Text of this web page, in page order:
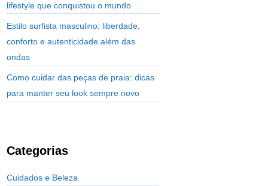
lifestyle que conquistou o mundo
Estilo surfista masculino: liberdade,
conforto e autenticidade além das
ondas
Como cuidar das peças de praia: dicas
para manter seu look sempre novo
Categorias
Cuidados e Beleza